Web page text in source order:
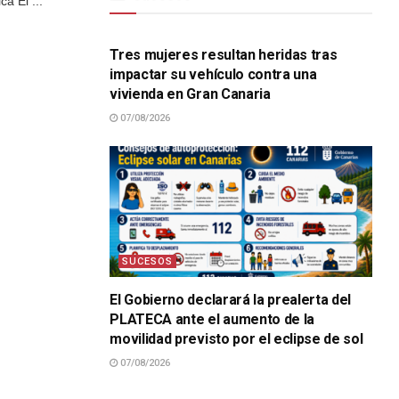
SUCESOS
Tres mujeres resultan heridas tras
impactar su vehículo contra una
vivienda en Gran Canaria
07/08/2026
SUCESOS
El Gobierno declarará la prealerta del
PLATECA ante el aumento de la
movilidad previsto por el eclipse de sol
07/08/2026